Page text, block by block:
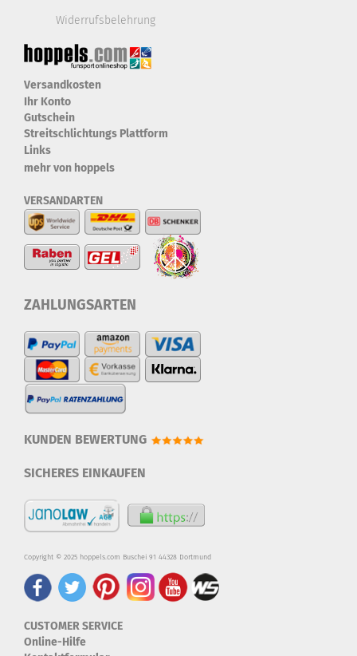
Widerrufsbelehrung
Versandkosten
Ihr Konto
Gutschein
Streitschlichtungs Plattform
Links
mehr von hoppels
VERSANDARTEN
ZAHLUNGSARTEN
KUNDEN BEWERTUNG
SICHERES EINKAUFEN
Copyright © 2025 hoppels.com Buschei 91 44328 Dortmund
CUSTOMER SERVICE
Online-Hilfe